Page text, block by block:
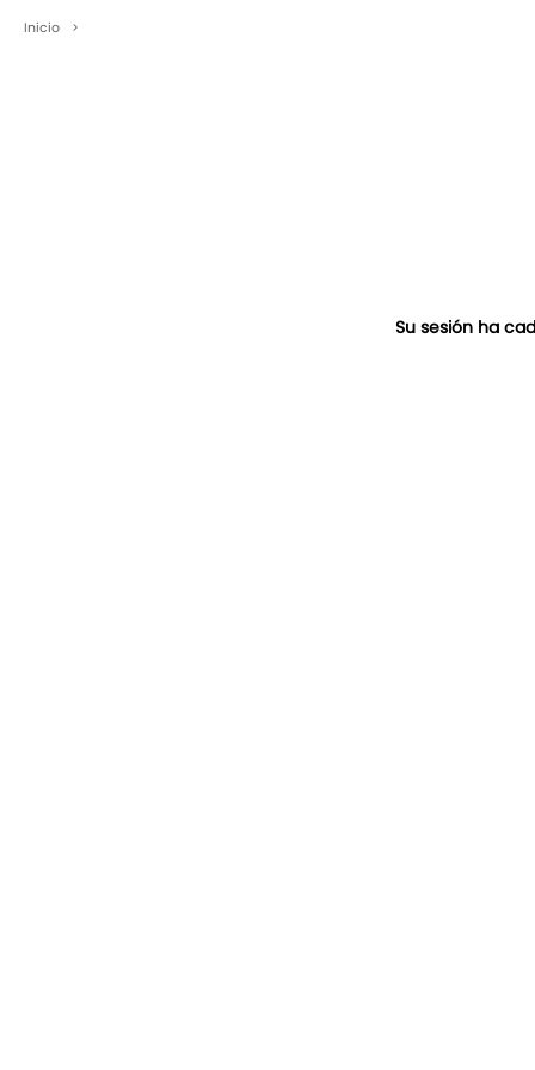
Inicio >
Su sesión ha